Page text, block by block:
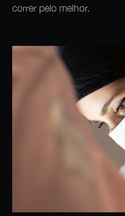
correr pelo melhor.